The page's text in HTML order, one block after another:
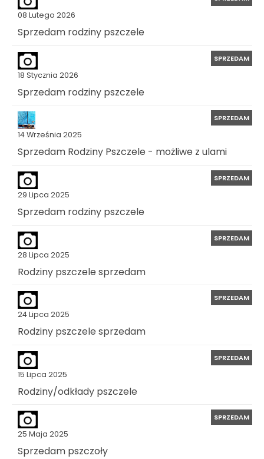
08 Lutego 2026
Sprzedam rodziny pszczele
18 Stycznia 2026
SPRZEDAM
Sprzedam rodziny pszczele
14 Września 2025
SPRZEDAM
Sprzedam Rodziny Pszczele - możliwe z ulami
29 Lipca 2025
SPRZEDAM
Sprzedam rodziny pszczele
28 Lipca 2025
SPRZEDAM
Rodziny pszczele sprzedam
24 Lipca 2025
SPRZEDAM
Rodziny pszczele sprzedam
15 Lipca 2025
SPRZEDAM
Rodziny/odkłady pszczele
25 Maja 2025
SPRZEDAM
Sprzedam pszczoły